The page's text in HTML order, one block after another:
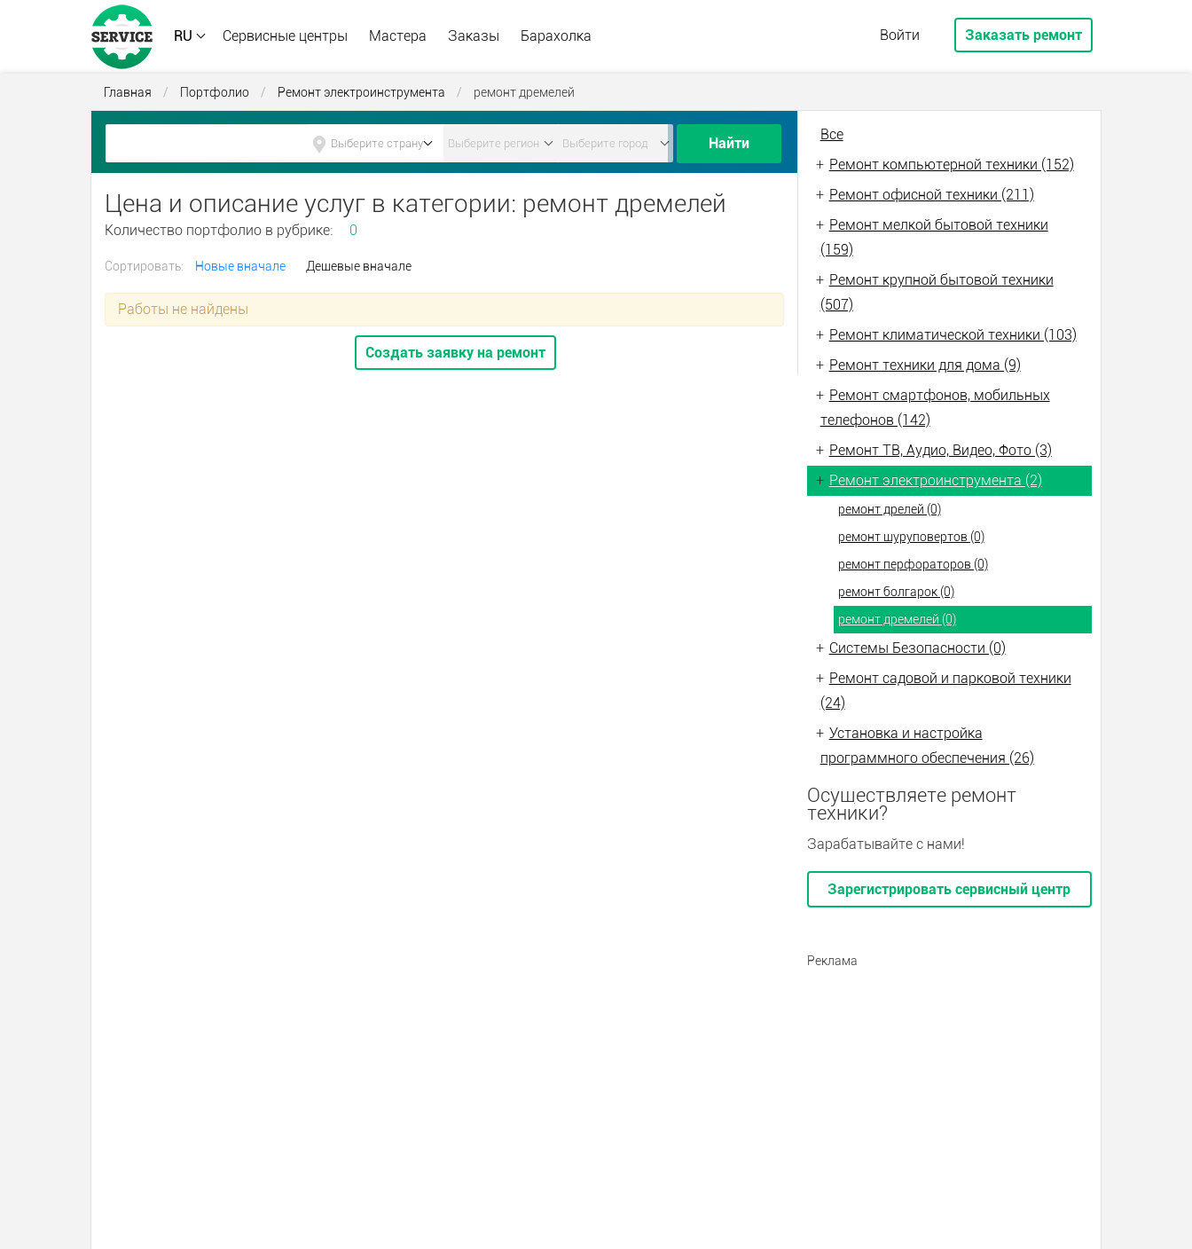
RU Сервисные центры Мастера Заказы Барахолка Войти Заказать ремонт
Главная / Портфолио / Ремонт электроинструмента / ремонт дремелей
Найти
Цена и описание услуг в категории: ремонт дремелей
Количество портфолио в рубрике: 0
Сортировать: Новые вначале Дешевые вначале
Работы не найдены
Создать заявку на ремонт
Все
+ Ремонт компьютерной техники (152)
+ Ремонт офисной техники (211)
+ Ремонт мелкой бытовой техники
(159)
+ Ремонт крупной бытовой техники
(507)
+ Ремонт климатической техники (103)
+ Ремонт техники для дома (9)
+ Ремонт смартфонов, мобильных
телефонов (142)
+ Ремонт ТВ, Аудио, Видео, Фото (3)
+ Ремонт электроинструмента (2)
ремонт дрелей (0)
ремонт шуруповертов (0)
ремонт перфораторов (0)
ремонт болгарок (0)
ремонт дремелей (0)
+ Системы Безопасности (0)
+ Ремонт садовой и парковой техники
(24)
+ Установка и настройка
программного обеспечения (26)
Осуществляете ремонт
техники?
Зарабатывайте с нами!
Зарегистрировать сервисный центр
Реклама